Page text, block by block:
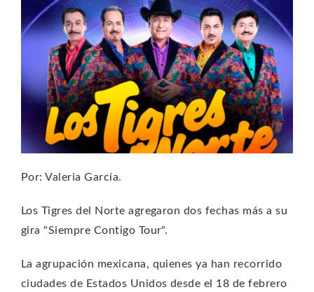
Por: Valeria García.
Los Tigres del Norte agregaron dos fechas más a su
gira "Siempre Contigo Tour".
La agrupación mexicana, quienes ya han recorrido
ciudades de Estados Unidos desde el 18 de febrero